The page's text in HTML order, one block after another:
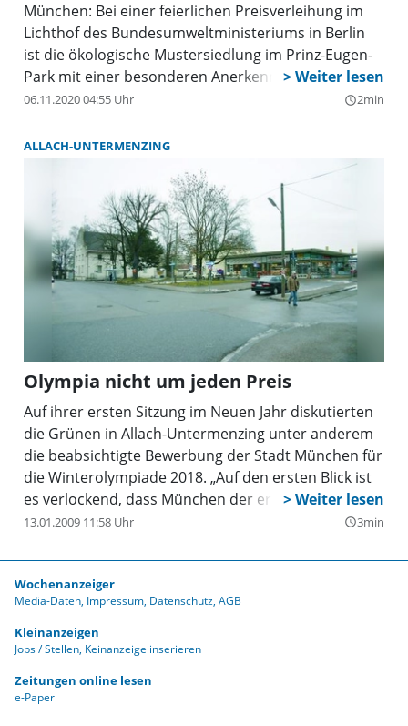
München: Bei einer feierlichen Preisverleihung im
Lichthof des Bundesumweltministeriums in Berlin
ist die ökologische Mustersiedlung im Prinz-Eugen-
Park mit einer besonderen Anerkennung beim
Bundespreis Umwelt & Bauen ausgezeichnet
Staatssekretär des Bundesumweltministeriums,
würdigte das Vorzeigeprojekt der Landeshauptstadt
München und überreichte eine Urkunde.
06.11.2020 04:55 Uhr query_builder2min
ALLACH-UNTERMENZING
Olympia nicht um jeden Preis
Auf ihrer ersten Sitzung im Neuen Jahr diskutierten
die Grünen in Allach-Untermenzing unter anderem
die beabsichtigte Bewerbung der Stadt München für
die Winterolympiade 2018. „Auf den ersten Blick ist
es verlockend, dass München der erste Ort weltweit
mit olympischen Sommer- und Winterspielen sein
wunderbaren Spiel von 1972 und den Gewinn für
München erinnert“, sagte Emmerich Huber,
Sprecher der Grünen im Münchner Westen und
selbst ehemals
13.01.2009 11:58 Uhr query_builder3min
Wochenanzeiger
Media-Daten Impressum Datenschutz AGB
Kleinanzeigen
Jobs / Stellen Keinanzeige inserieren
Zeitungen online lesen
e-Paper